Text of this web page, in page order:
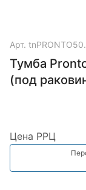
Арт.
Тумба
(под
Цена РРЦ